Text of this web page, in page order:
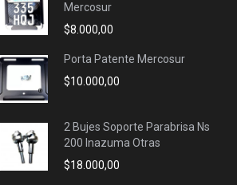
Mercosur
$8.000,00
Porta Patente Mercosur
$10.000,00
2 Bujes Soporte Parabrisa Ns
200 Inazuma Otras
$18.000,00